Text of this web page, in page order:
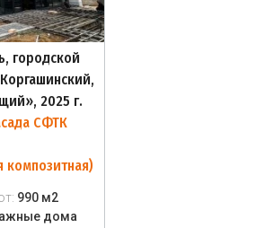
городской
2025 г.
СФТК
композитная)
990 м2
дома